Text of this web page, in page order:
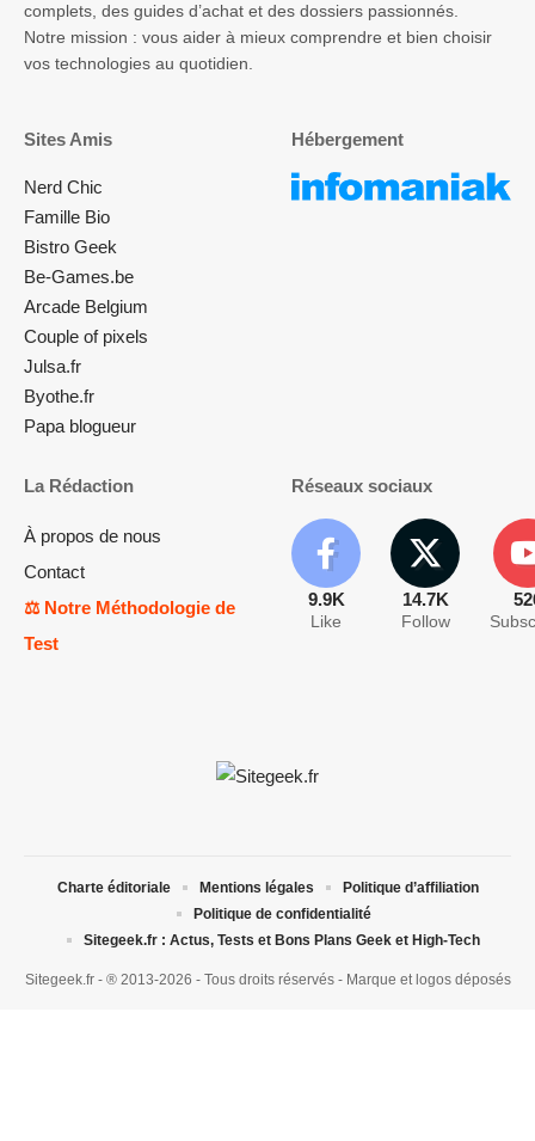
complets, des guides d’achat et des dossiers passionnés.
Notre mission : vous aider à mieux comprendre et bien choisir
vos technologies au quotidien.
Sites Amis
Nerd Chic
Famille Bio
Bistro Geek
Be-Games.be
Arcade Belgium
Couple of pixels
Julsa.fr
Byothe.fr
Papa blogueur
Hébergement
La Rédaction
À propos de nous
Contact
⚖️ Notre Méthodologie de
Test
Réseaux sociaux
9.9K
Like
14.7K
Follow
Sitegeek.fr - ® 2013-2026 - Tous droits réservés - Marque et logos déposés
Charte éditoriale Mentions légales
Politique d’affiliation
Politique de confidentialité
Sitegeek.fr : Actus, Tests et Bons Plans Geek et High-Tech